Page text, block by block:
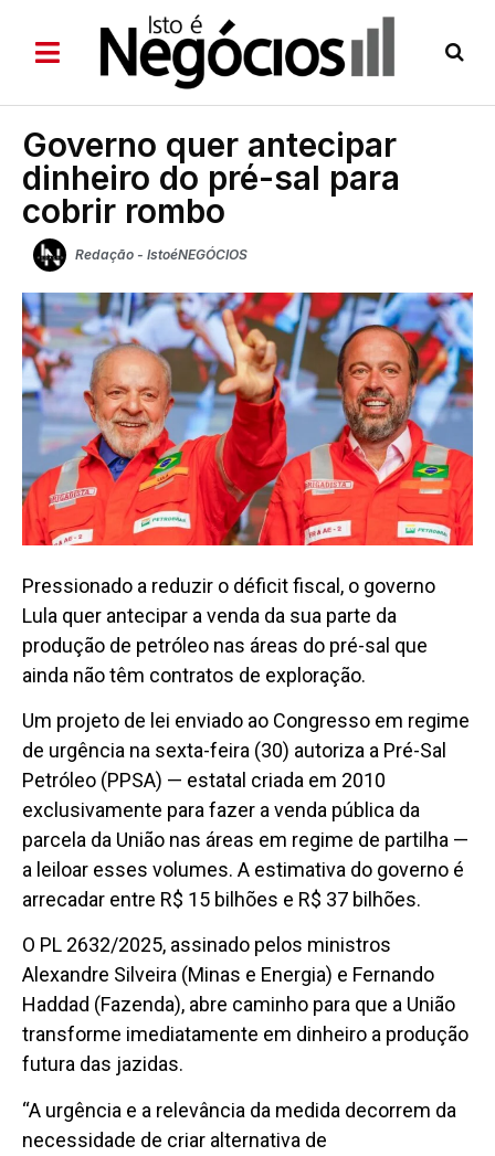
Governo quer antecipar
dinheiro do pré-sal para
cobrir rombo
Redação - IstoéNEGÓCIOS
Pressionado a reduzir o déficit fiscal, o governo
Lula quer antecipar a venda da sua parte da
produção de petróleo nas áreas do pré-sal que
ainda não têm contratos de exploração.
Um projeto de lei enviado ao Congresso em regime
de urgência na sexta-feira (30) autoriza a Pré-Sal
Petróleo (PPSA) — estatal criada em 2010
exclusivamente para fazer a venda pública da
parcela da União nas áreas em regime de partilha —
a leiloar esses volumes. A estimativa do governo é
arrecadar entre R$ 15 bilhões e R$ 37 bilhões.
O PL 2632/2025, assinado pelos ministros
Alexandre Silveira (Minas e Energia) e Fernando
Haddad (Fazenda), abre caminho para que a União
transforme imediatamente em dinheiro a produção
futura das jazidas.
“A urgência e a relevância da medida decorrem da
necessidade de criar alternativa de